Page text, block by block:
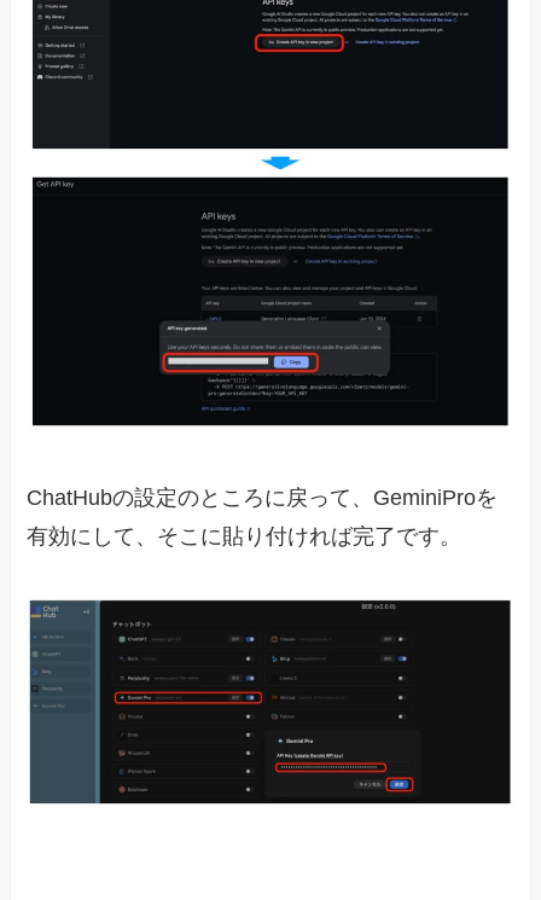
ChatHubの設定のところに戻って、GeminiProを
有効にして、そこに貼り付ければ完了です。